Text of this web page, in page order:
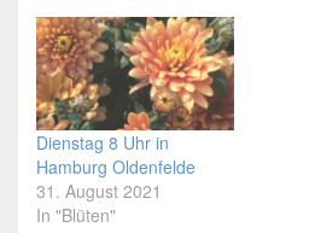
Dienstag 8 Uhr in
Hamburg Oldenfelde
31. August 2021
In "Blüten"